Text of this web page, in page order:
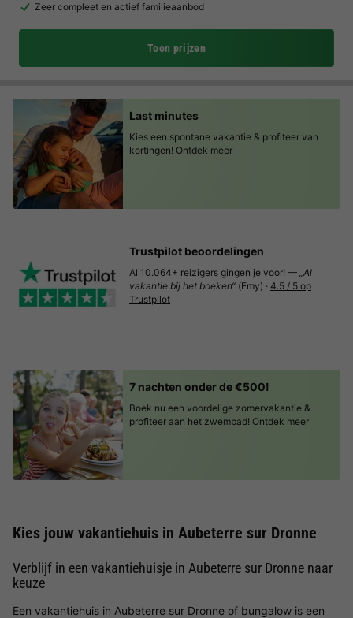
Zeer compleet en actief familieaanbod
Toon prijzen
Last minutes
Kies een spontane vakantie & profiteer van
kortingen! Ontdek meer
Trustpilot beoordelingen
Al 10.064+ reizigers gingen je voor! — „Al
vakantie bij het boeken“ (Emy) · 4.5 / 5 op
Trustpilot
7 nachten onder de €500!
Boek nu een voordelige zomervakantie &
profiteer aan het zwembad! Ontdek meer
Kies jouw vakantiehuis in Aubeterre sur Dronne
Verblijf in een vakantiehuisje in Aubeterre sur Dronne naar
keuze
Een vakantiehuis in Aubeterre sur Dronne of bungalow is een